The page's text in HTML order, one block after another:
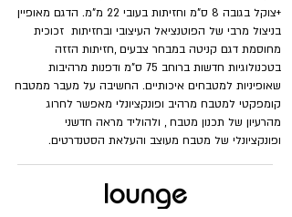
+צוקל בגובה 8 ס"מ וחזיתות בעובי 22 מ"מ. הדגם מאופיין
בניצול מרבי של הפוטנציאל העיצובי ובחזיתות זכוכית
מחוסמת דגם קניטה במבחר צבעים ,חזיתות הזזה
בטכנולוגיות חדשות ברוחב 75 ס"מ ודפנות מרהיבות
שאופיניות למטבחים איכותיים. החשיבה על מעבר ממטבח
קומפקטי למטבח מרהיב ופונקציונלי מאפשר לחרוג
מהרעיון של תכנון מטבח , ולהוליד מראה חדשני
ופונקציונלי של מטבח מעוצב והעלאת הסטנדרטים.